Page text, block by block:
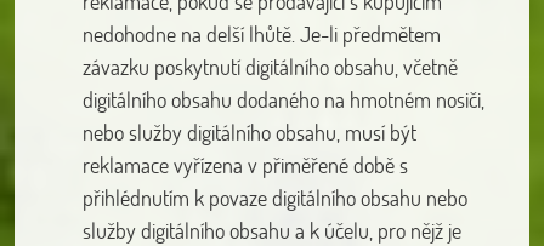
nedohodne na delší lhůtě. Je-li předmětem
závazku poskytnutí digitálního obsahu, včetně
digitálního obsahu dodaného na hmotném nosiči,
nebo služby digitálního obsahu, musí být
reklamace vyřízena v přiměřené době s
přihlédnutím k povaze digitálního obsahu nebo
služby digitálního obsahu a k účelu, pro nějž je